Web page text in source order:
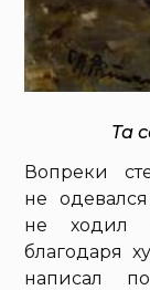
Та
Вопреки
не
не ходил
благодаря
написал